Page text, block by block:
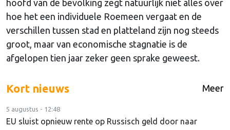
hoofd van de bevolking zegt natuurlijk niet alles over
hoe het een individuele Roemeen vergaat en de
verschillen tussen stad en platteland zijn nog steeds
groot, maar van economische stagnatie is de
afgelopen tien jaar zeker geen sprake geweest.
Kort nieuws Meer
5 augustus - 12:48
EU sluist opnieuw rente op Russisch geld door naar